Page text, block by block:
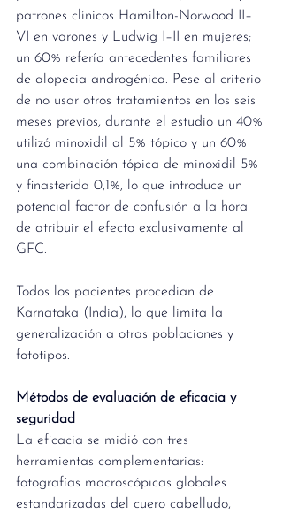
patrones clínicos Hamilton-Norwood II–
VI en varones y Ludwig I–II en mujeres;
un 60% refería antecedentes familiares
de alopecia androgénica. Pese al criterio
de no usar otros tratamientos en los seis
meses previos, durante el estudio un 40%
utilizó minoxidil al 5% tópico y un 60%
una combinación tópica de minoxidil 5%
y finasterida 0,1%, lo que introduce un
potencial factor de confusión a la hora
de atribuir el efecto exclusivamente al
GFC.
Todos los pacientes procedían de
Karnataka (India), lo que limita la
generalización a otras poblaciones y
fototipos.
Métodos de evaluación de eficacia y
seguridad
La eficacia se midió con tres
herramientas complementarias:
fotografías macroscópicas globales
estandarizadas del cuero cabelludo,